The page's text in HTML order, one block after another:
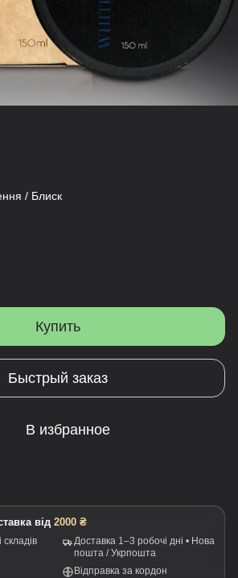
/ Блиск
Купить
Быстрый заказ
В избранное
від 2000 ₴
Доставка 1–3 робочі дні • Нова
пошта / Укрпошта
Відправка за кордон